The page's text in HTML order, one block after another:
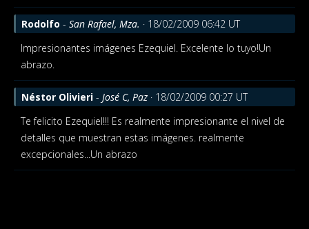
Rodolfo - San Rafael, Mza. · 18/02/2009 06:42 UT
Impresionantes imágenes Ezequiel. Excelente lo tuyo!Un
abrazo.
Néstor Olivieri - José C, Paz · 18/02/2009 00:27 UT
Te felicito Ezequiel!!! Es realmente impresionante el nivel de
detalles que muestran estas imágenes. realmente
excepcionales...Un abrazo